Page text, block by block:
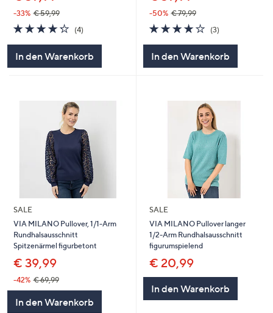
-33% € 59,99
4.2
von
5
(4)
In den Warenkorb
-50% € 79,99
4.0
von
(3)3
In den Warenkorb
SALE
VIA MILANO Pullover, 1/1-Arm
Rundhalsausschnitt
Spitzenärmel figurbetont
€ 39,99
-42% € 69,99
In den Warenkorb
SALE
VIA MILANO Pullover langer
1/2-Arm Rundhalsausschnitt
figurumspielend
€ 20,99
In den Warenkorb